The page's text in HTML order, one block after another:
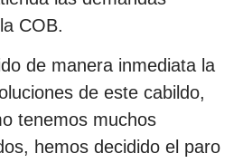
COB.
de manera inmediata la
de este cabildo,
tenemos muchos
hemos decidido el paro